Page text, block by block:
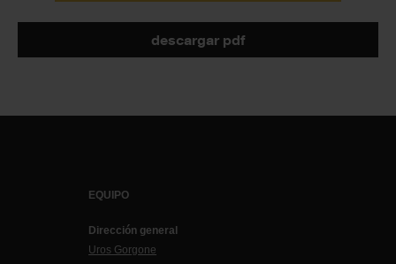
descargar pdf
EQUIPO
Dirección general
Uros Gorgone